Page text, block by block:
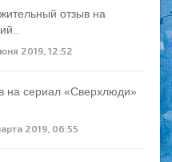
отзыв на
2019, 12:52
на сериал «Сверхлюди»
2019, 06:55